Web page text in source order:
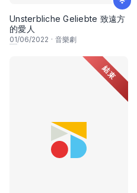
Unsterbliche Geliebte 致遠方
的愛人
01/06/2022 · 音樂劇
結束